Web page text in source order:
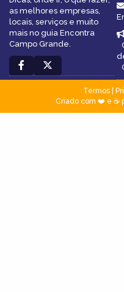
as melhores empresas,
locais, serviços e muito
mais no guia Encontra
Campo Grande.
Termos|
Criado com ❤️ e ☕